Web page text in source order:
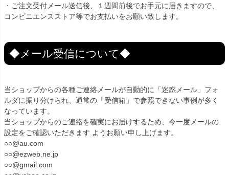
・ご注文受付メール送信後、１週間前後でお手元に届きますので、
コンビニエンスストア等でお支払いをお願い致します。
◆メール受信について◆
当ショップからの各種ご連絡メールが自動的に「迷惑メール」フォ
ルダに振り分けられ、通常の「受信箱」で参照できない事例が多く
なっています。
当ショップからのご連絡を確実にお届けするため、今一度メールの
設定をご確認いただきます ようお願い申し上げます。
○○@au.com
○○@ezweb.ne.jp
○○@gmail.com